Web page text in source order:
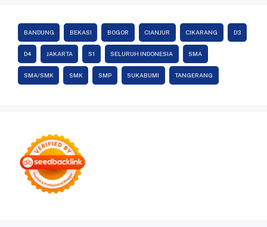
BANDUNG BEKASI BOGOR CIANJUR CIKARANG D3
D4 JAKARTA S1 SELURUH INDONESIA SMA
SMA/SMK SMK SMP SUKABUMI TANGERANG